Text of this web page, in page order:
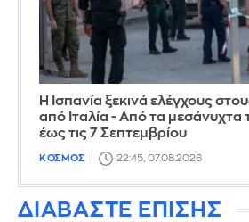
Η Ισπανία ξεκινά ελέγχους
από Ιταλία - Από τα
έως τις 7 Σεπτεμβρίου
ΚΟΣΜΟΣ 22:45, 07.08.2026
ΔΙΑΒΑΣΤΕ ΕΠΙΣΗΣ